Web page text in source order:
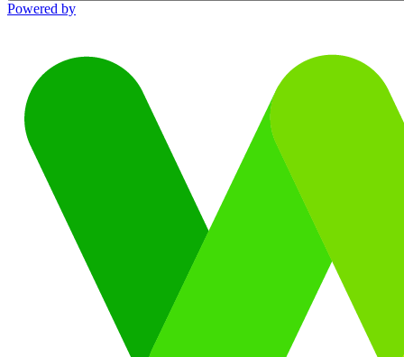
Powered by